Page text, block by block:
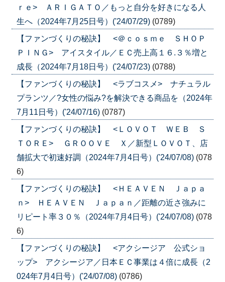
ｒｅ> ＡＲＩＧＡＴＯ／もっと自分を好きになる人
生へ（2024年7月25日号）('24/07/29) (0789)
【ファンづくりの秘訣】 <＠ｃｏｓｍｅ ＳＨＯＰ
ＰＩＮＧ> アイスタイル／ＥＣ売上高１６.３％増と
成長（2024年7月18日号）('24/07/23) (0788)
【ファンづくりの秘訣】 <ラブコスメ> ナチュラル
プランツ／?女性の悩み?を解決できる商品を（2024年
7月11日号）('24/07/16) (0787)
【ファンづくりの秘訣】 <ＬＯＶＯＴ ＷＥＢ Ｓ
ＴＯＲＥ> ＧＲＯＯＶＥ Ｘ／新型ＬＯＶＯＴ、店
舗拡大で初速好調（2024年7月4日号）('24/07/08) (078
6)
【ファンづくりの秘訣】 <ＨＥＡＶＥＮ Ｊａｐａ
ｎ> ＨＥＡＶＥＮ Ｊａｐａｎ／距離の近さ強みに
リピート率３０％（2024年7月4日号）('24/07/08) (078
6)
【ファンづくりの秘訣】 <アクシージア 公式ショ
ップ> アクシージア／日本ＥＣ事業は４倍に成長（2
024年7月4日号）('24/07/08) (0786)